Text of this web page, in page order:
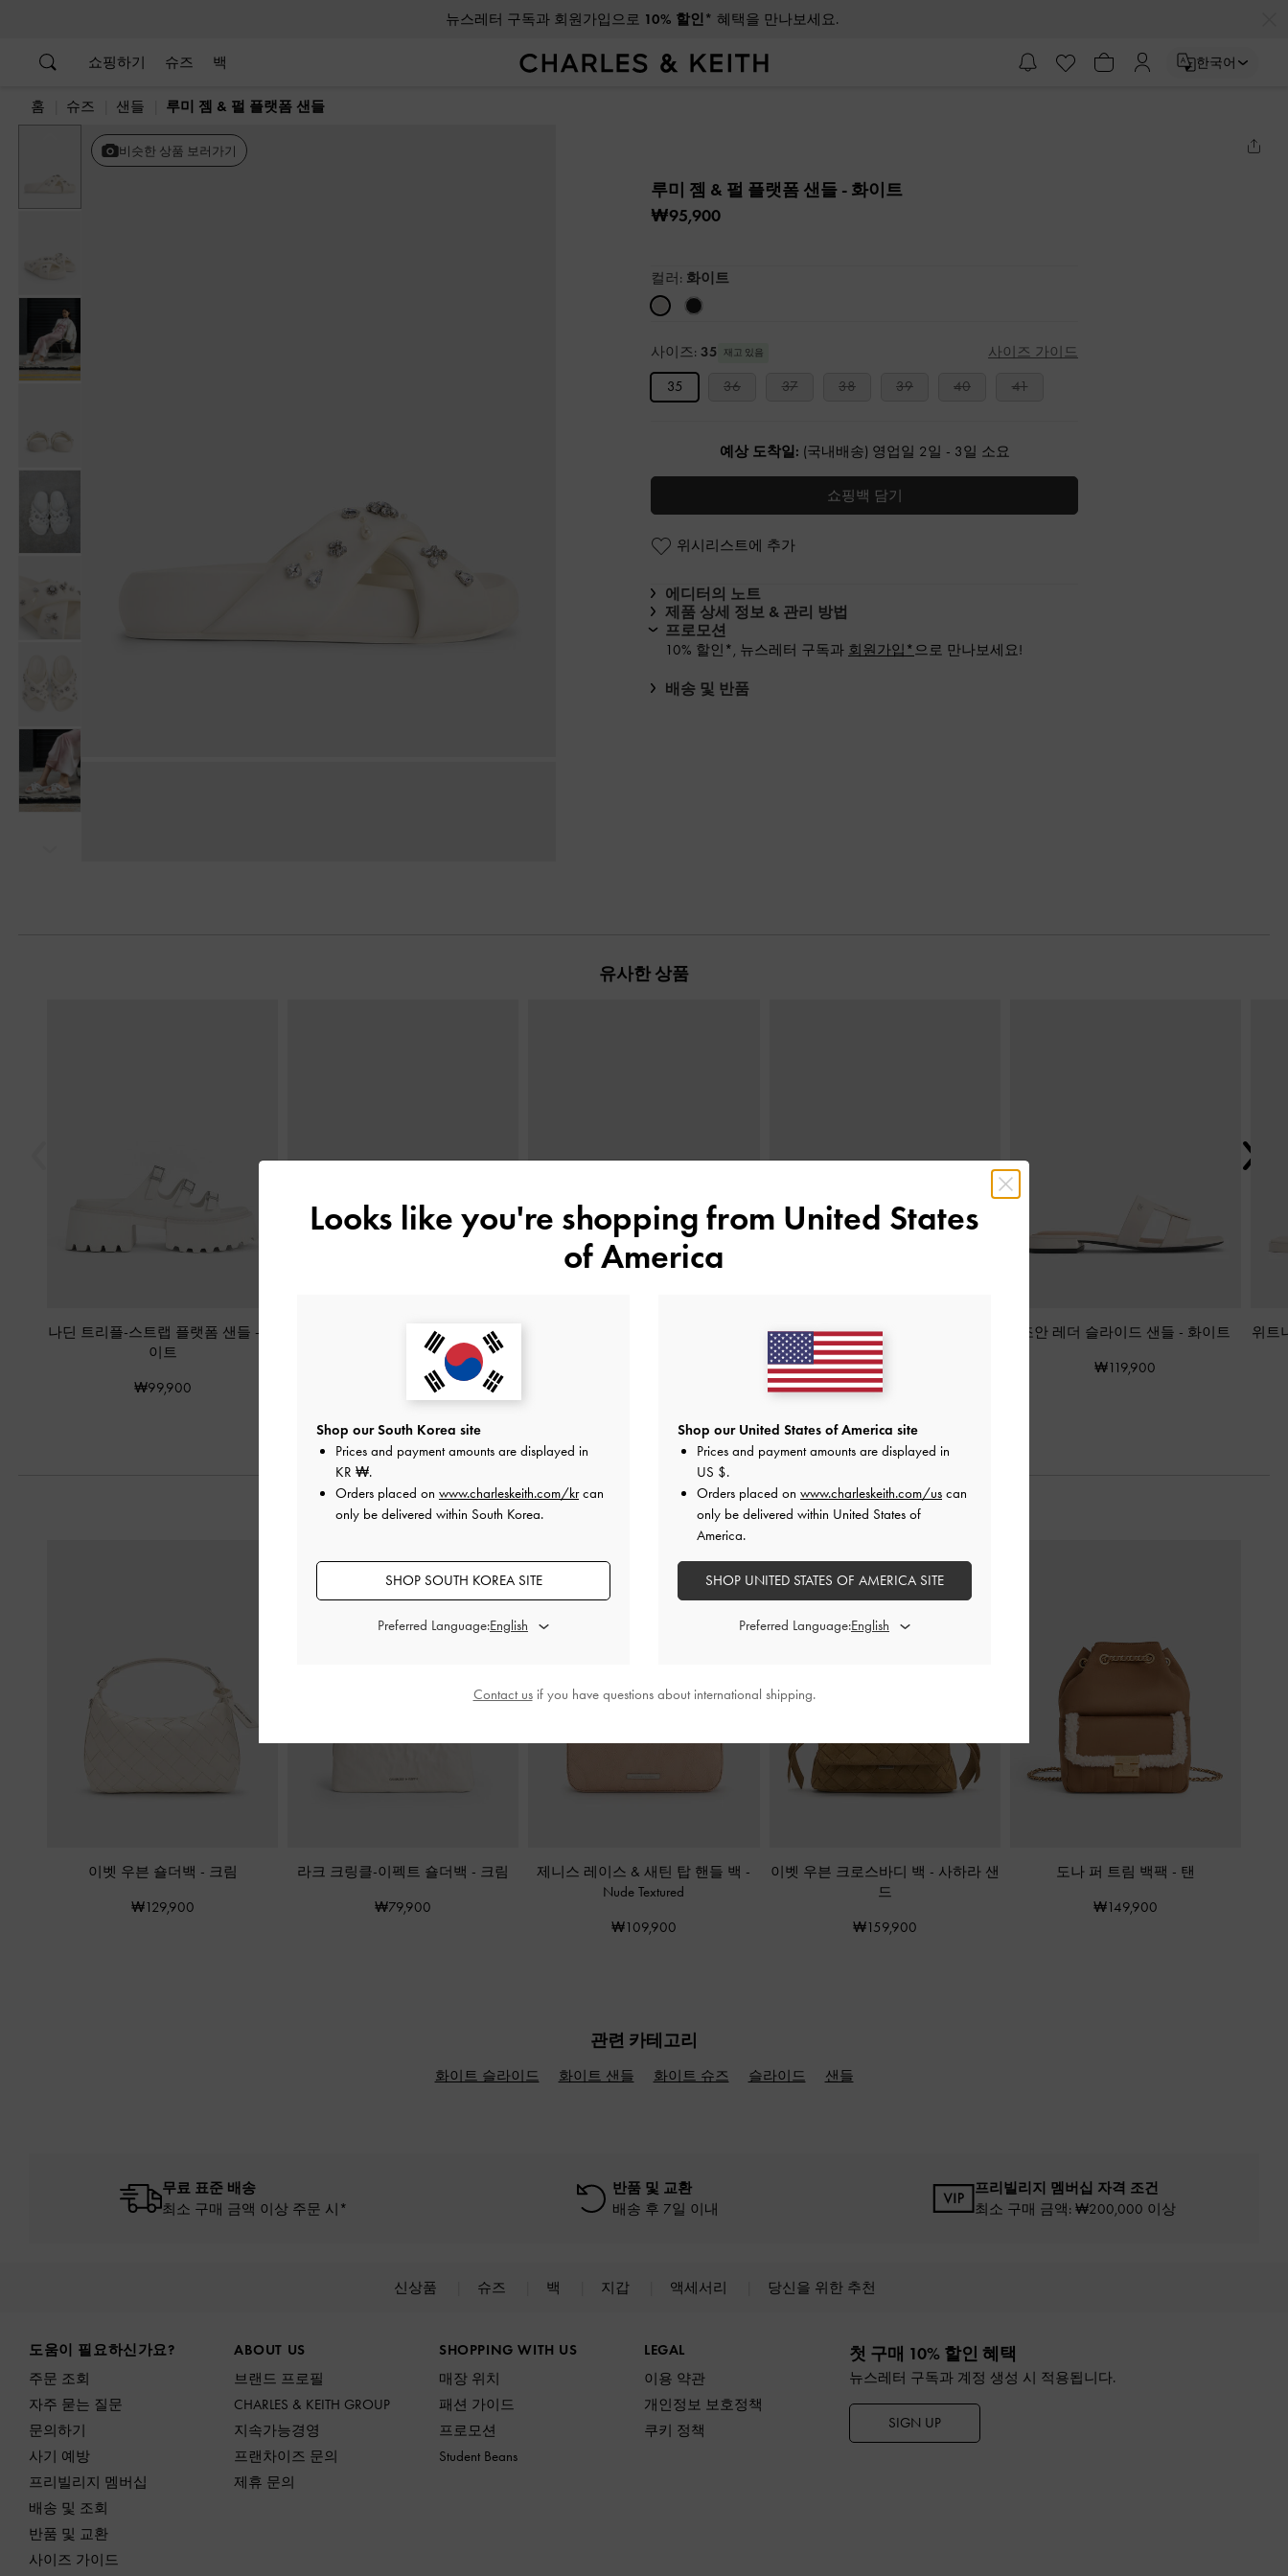
뉴스레터 구독과 회원가입으로 10% 할인* 혜택을 만나보세요.
쇼핑하기 슈즈 백 한국어
홈 슈즈 샌들 루미 젬 & 펄 플랫폼 샌들
Previous 비슷한 상품 보러가기
루미 젬 & 펄 플랫폼 샌들 - 화이트
₩95,900
컬러: 화이트
사이즈: 35 재고 있음 사이즈 가이드
35 36 37 38 39 40 41
예상 도착일: (국내배송) 영업일 2일 - 3일 소요
쇼핑백 담기
위시리스트에 추가
에디터의 노트
제품 상세 정보 & 관리 방법
프로모션
10% 할인*, 뉴스레터 구독과 회원가입*으로 만나보세요!
배송 및 반품
유사한 상품
나딘 트리플-스트랩 플랫폼 샌들 -
이트
₩99,900
에일린 메탈릭 버클 스트래피 샌들
화이트
₩89,900
컷아웃 블록힐 뮬
₩89,900
조안 레더 슬라이드 샌들 - 화이트
₩119,900
위트
이벳 우븐 숄더백 - 크림
₩129,900
라크 크링클-이펙트 숄더백 - 크림
₩79,900
제니스 레이스 & 새틴 탑 핸들 백 -
Nude Textured
₩109,900
이벳 우븐 크로스바디 백 - 사하라 샌
드
₩159,900
도나 퍼 트림 백팩 - 탠
₩149,900
관련 카테고리
화이트 슬라이드 화이트 샌들 화이트 슈즈 슬라이드 샌들
무료 표준 배송
최소 구매 금액 이상 주문 시*
반품 및 교환
배송 후 7일 이내
프리빌리지 멤버십 자격 조건
최소 구매 금액: ₩200,000 이상
신상품 슈즈 백 지갑 액세서리 당신을 위한 추천
도움이 필요하신가요?
주문 조회
자주 묻는 질문
문의하기
사기 예방
프리빌리지 멤버십
배송 및 조회
반품 및 교환
사이즈 가이드
ABOUT US
브랜드 프로필
CHARLES & KEITH GROUP
지속가능경영
프랜차이즈 문의
제휴 문의
SHOPPING WITH US
매장 위치
패션 가이드
프로모션
Student Beans
LEGAL
이용 약관
개인정보 보호정책
쿠키 정책
첫 구매 10% 할인 혜택
뉴스레터 구독과 계정 생성 시 적용됩니다.
SIGN UP
Looks like you're shopping from United States
of America
Shop our South Korea site
Prices and payment amounts are displayed in
KR ₩.
Orders placed on www.charleskeith.com/krcan
only be delivered within South Korea.
SHOP SOUTH KOREA SITE
Preferred Language:
Shop our United States of America site
Prices and payment amounts are displayed in
US $.
Orders placed on www.charleskeith.com/us can
only be delivered within United States of
America.
SHOP UNITED STATES OF AMERICA SITE
Preferred Language:
Contact usif you have questions about international shipping.